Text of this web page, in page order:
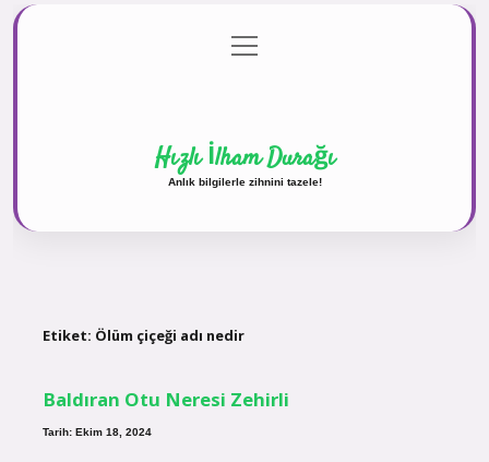
Gizlilik Politikası
menüyü
aç
Hızlı İlham Durağı
Anlık bilgilerle zihnini tazele!
Etiket: Ölüm çiçeği adı nedir
Baldıran Otu Neresi Zehirli
Tarih: Ekim 18, 2024